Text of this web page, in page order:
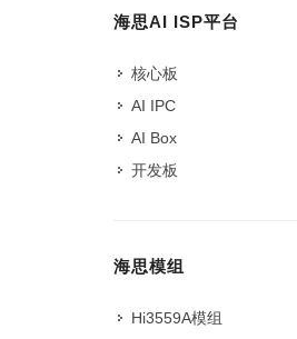
海思AI ISP平台
核心板
AI IPC
AI Box
开发板
海思模组
Hi3559A模组